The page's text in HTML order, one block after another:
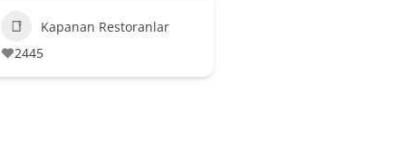
Kapanan Restoranlar
2445